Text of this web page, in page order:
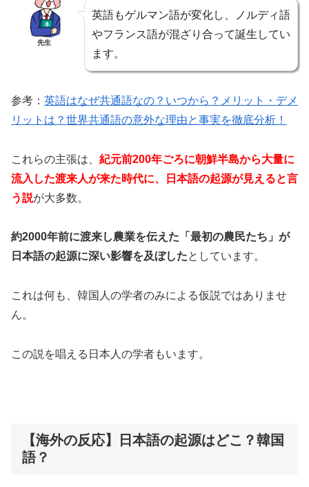
先生
英語もゲルマン語が変化し、ノルディ語
やフランス語が混ざり合って誕生してい
ます。
参考： 英語はなぜ共通語なの？いつから？メリット・デメ
リットは？世界共通語の意外な理由と事実を徹底分析！
これらの主張は、 紀元前200年ごろに朝鮮半島から大量に
流入した渡来人が来た時代に、日本語の起源が見えると言
う説が大多数。
約2000年前に渡来し農業を伝えた「最初の農民たち」が
日本語の起源に深い影響を及ぼしたとしています。
これは何も、韓国人の学者のみによる仮説ではありませ
ん。
この説を唱える日本人の学者もいます。
【海外の反応】日本語の起源はどこ？韓国
語？